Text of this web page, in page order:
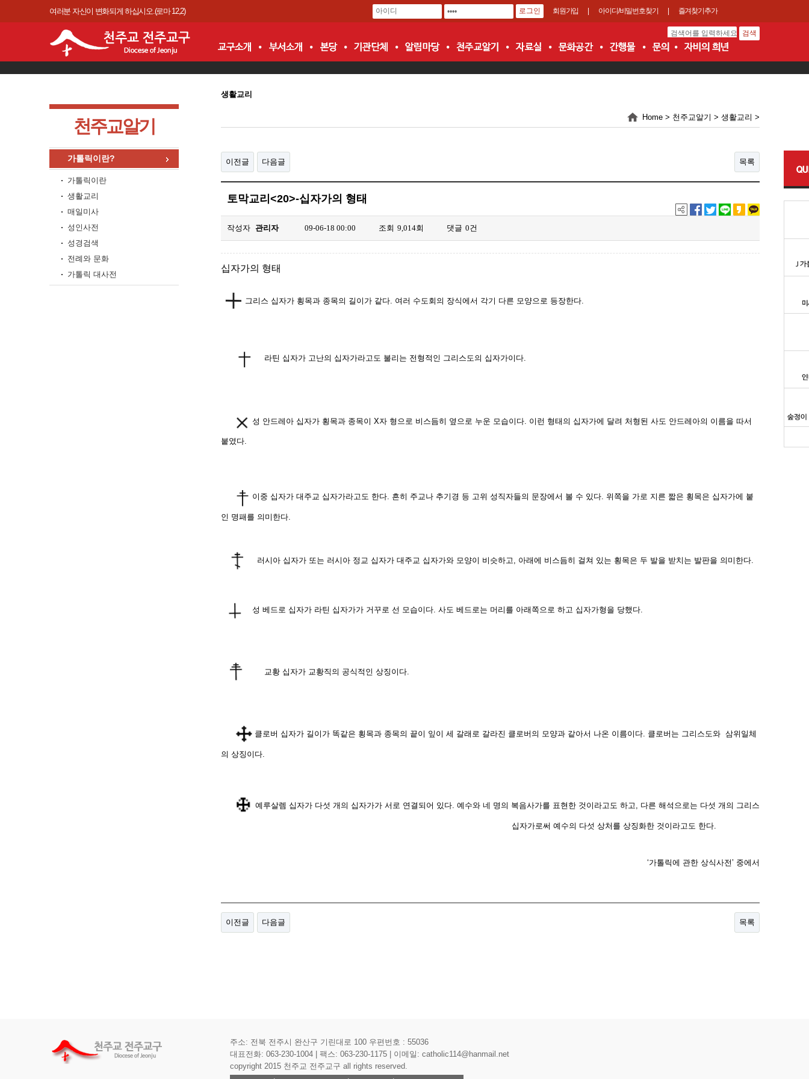
여러분 자신이 변화되게 하십시오.(로마 12,2) 회원가입 | 아이디/비밀번호찾기 | 즐겨찾기추가
천주교알기
가톨릭이란?
가톨릭이란
생활교리
매일미사
성인사전
성경검색
전례와 문화
가톨릭 대사전
생활교리
Home > 천주교알기 > 생활교리 >
이전글 다음글 목록
토막교리<20>-십자가의 형태
작성자 관리자 09-06-18 00:00 조회 9,014회 댓글 0건
십자가의 형태
그리스 십자가 횡목과 종목의 길이가 같다. 여러 수도회의 장식에서 각기 다른 모양으로 등장한다.
라틴 십자가 고난의 십자가라고도 불리는 전형적인 그리스도의 십자가이다.
성 안드레아 십자가 횡목과 종목이 X자 형으로 비스듬히 옆으로 누운 모습이다. 이런 형태의 십자가에 달려 처형된 사도 안드레아의 이름을 따서
붙였다.
이중 십자가 대주교 십자가라고도 한다. 흔히 주교나 추기경 등 고위 성직자들의 문장에서 볼 수 있다. 위쪽을 가로 지른 짧은 횡목은 십자가에 붙
인 명패를 의미한다.
러시아 십자가 또는 러시아 정교 십자가 대주교 십자가와 모양이 비슷하고, 아래에 비스듬히 걸쳐 있는 횡목은 두 발을 받치는 발판을 의미한다.
성 베드로 십자가 라틴 십자가가 거꾸로 선 모습이다. 사도 베드로는 머리를 아래쪽으로 하고 십자가형을 당했다.
교황 십자가 교황직의 공식적인 상징이다.
클로버 십자가 길이가 똑같은 횡목과 종목의 끝이 잎이 세 갈래로 갈라진 클로버의 모양과 같아서 나온 이름이다. 클로버는 그리스도와 삼위일체
의 상징이다.
예루살렘 십자가 다섯 개의 십자가가 서로 연결되어 있다. 예수와 네 명의 복음사가를 표현한 것이라고도 하고, 다른 해석으로는 다섯 개의 그리스
십자가로써 예수의 다섯 상처를 상징화한 것이라고도 한다.
‘가톨릭에 관한 상식사전’ 중에서
이전글 다음글 목록
주소: 전북 전주시 완산구 기린대로 100 우편번호 : 55036
대표전화: 063-230-1004 | 팩스: 063-230-1175 | 이메일: catholic114@hanmail.net
copyright 2015 천주교 전주교구 all rights reserved.